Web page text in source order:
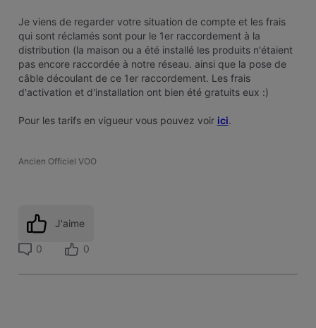
Je viens de regarder votre situation de compte et les frais
qui sont réclamés sont pour le 1er raccordement à la
distribution (la maison ou a été installé les produits n'étaient
pas encore raccordée à notre réseau. ainsi que la pose de
câble découlant de ce 1er raccordement. Les frais
d'activation et d'installation ont bien été gratuits eux :)
Pour les tarifs en vigueur vous pouvez voir ici.
Ancien Officiel VOO
J'aime
0 0